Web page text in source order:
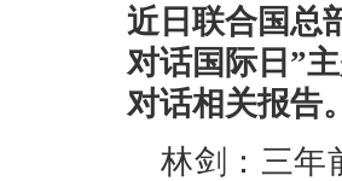
近日联合国总
对话国际日”
对话相关报告
林剑：三年